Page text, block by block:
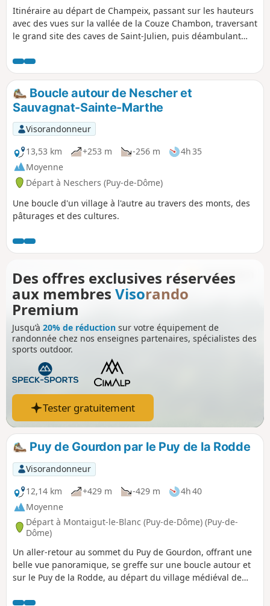
Itinéraire au départ de Champeix, passant sur les hauteurs
avec des vues sur la vallée de la Couze Chambon, traversant
le grand site des caves de Saint-Julien, puis déambulant
Couze pour revenir vers Champeix, dont on visite le vieux
quartier du Marchidial et ses jardins.
Boucle autour de Nescher et
Sauvagnat-Sainte-Marthe
Visorandonneur
13,53 km
+253 m -256 m
4h 35
Moyenne
Départ à Neschers (Puy-de-Dôme)
Une boucle d'un village à l'autre au travers des monts, des
pâturages et des cultures.
Des offres exclusives réservées
aux membres Visorando
Premium
Jusqu’à 20% de réduction sur votre équipement de
randonnée chez nos enseignes partenaires, spécialistes des
sports outdoor.
Tester gratuitement
Puy de Gourdon par le Puy de la Rodde
Visorandonneur
12,14 km
+429 m -429 m
4h 40
Moyenne
Départ à Montaigut-le-Blanc (Puy-de-Dôme) (Puy-de-
Dôme)
Un aller-retour au sommet du Puy de Gourdon, offrant une
belle vue panoramique, se greffe sur une boucle autour et
sur le Puy de la Rodde, au départ du village médiéval de